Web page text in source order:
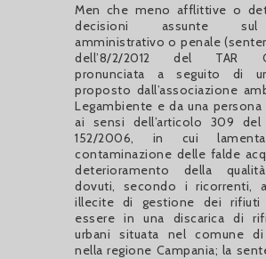
Men che meno afflittive o
decisioni assunte
amministrativo o penale
dell’8/2/2012 del TAR
pronunciata a seguito di
proposto dall’associazione
Legambiente e da una persona
ai sensi dell’articolo 309 del
152/2006, in cui
contaminazione delle falde
deterioramento della
dovuti, secondo i ricorrenti,
illecite di gestione dei
essere in una discarica di
urbani situata nel comune di
nella regione Campania; la